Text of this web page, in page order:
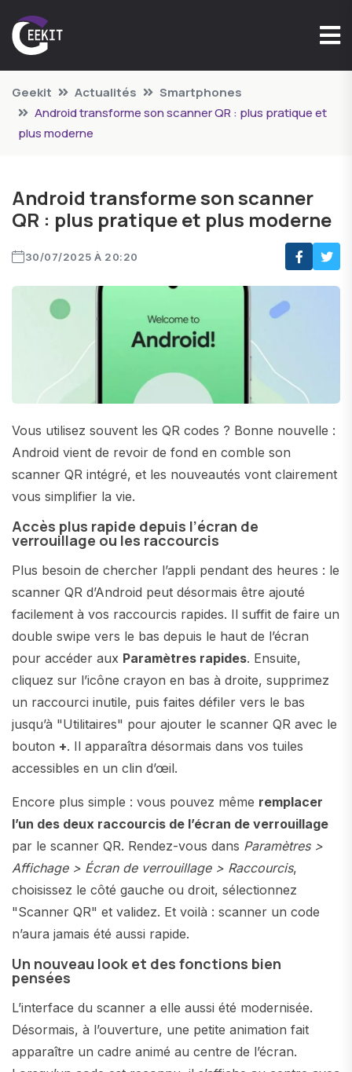
Geekit Actualités
Smartphones
Android transforme son scanner QR : plus pratique et
plus moderne
Android transforme son scanner
QR : plus pratique et plus moderne
30/07/2025 À 20:20
Vous utilisez souvent les QR codes ? Bonne nouvelle :
Android vient de revoir de fond en comble son
scanner QR intégré, et les nouveautés vont clairement
vous simplifier la vie.
Accès plus rapide depuis l’écran de
verrouillage ou les raccourcis
Plus besoin de chercher l’appli pendant des heures : le
scanner QR d’Android peut désormais être ajouté
facilement à vos raccourcis rapides. Il suffit de faire un
double swipe vers le bas depuis le haut de l’écran
pour accéder aux Paramètres rapides. Ensuite,
cliquez sur l’icône crayon en bas à droite, supprimez
un raccourci inutile, puis faites défiler vers le bas
jusqu’à "Utilitaires" pour ajouter le scanner QR avec le
bouton +. Il apparaîtra désormais dans vos tuiles
accessibles en un clin d’œil.
Encore plus simple : vous pouvez même remplacer
l’un des deux raccourcis de l’écran de verrouillage
par le scanner QR. Rendez-vous dans Paramètres >
Affichage > Écran de verrouillage > Raccourcis,
choisissez le côté gauche ou droit, sélectionnez
"Scanner QR" et validez. Et voilà : scanner un code
n’aura jamais été aussi rapide.
Un nouveau look et des fonctions bien
pensées
L’interface du scanner a elle aussi été modernisée.
Désormais, à l’ouverture, une petite animation fait
apparaître un cadre animé au centre de l’écran.